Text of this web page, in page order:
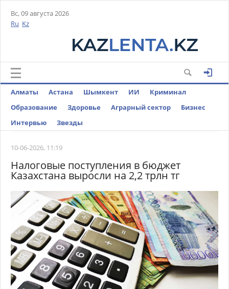
Вс, 09 августа 2026
Ru Kz
Алматы Астана Шымкент ИИ
Криминал
Образование
Здоровье Аграрный сектор
Бизнес
Интервью
Звезды
10-06-2026, 11:19
Налоговые поступления в бюджет
Казахстана выросли на 2,2 трлн тг